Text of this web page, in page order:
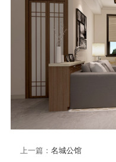
上一篇： 名城公馆